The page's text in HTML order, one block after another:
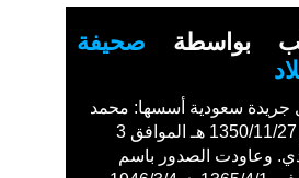
بواسطة صحيفة
جريدة سعودية أسسها: محمد
صالح نصيف في 1350/11/27 هـ الموافق 3
1932 ميلادي. وعاودت الصدور باسم